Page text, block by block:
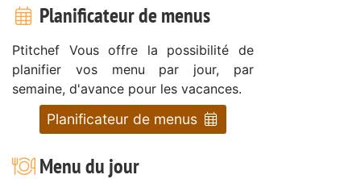
Planificateur de menus
Ptitchef Vous offre la possibilité de
planifier vos menu par jour, par
semaine, d'avance pour les vacances.
Planificateur de menus
Menu du jour